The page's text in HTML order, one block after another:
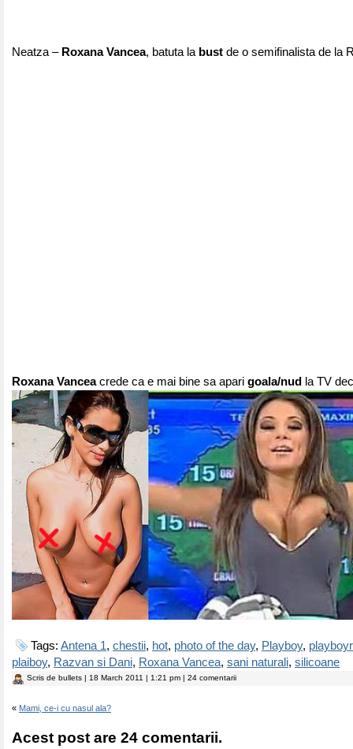
Neatza – Roxana Vancea, batuta la bust de o semifinalista de la
Roxana Vanceacrede ca e mai bine sa apari goala/nud la TV
Tags: Antena 1, chestii, hot, photo of the day, Playboy,
plaiboy, Razvan si Dani, Roxana Vancea, sani naturali, silicoane
Scris de bullets | 18 March 2011 | 1:21 pm | 24 comentarii
« Mami, ce-i cu nasul ala?
Acest post are 24 comentarii.